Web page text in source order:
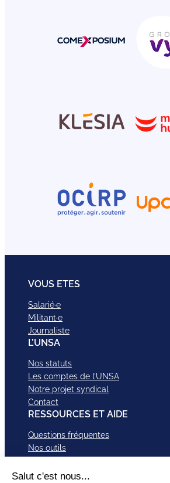
VOUS ETES
Salarié·e
Militant·e
Journaliste
L’UNSA
Nos statuts
Les comptes de l’UNSA
Notre projet syndical
Contact
RESSOURCES ET AIDE
Questions fréquentes
Nos outils
Nos structures et services